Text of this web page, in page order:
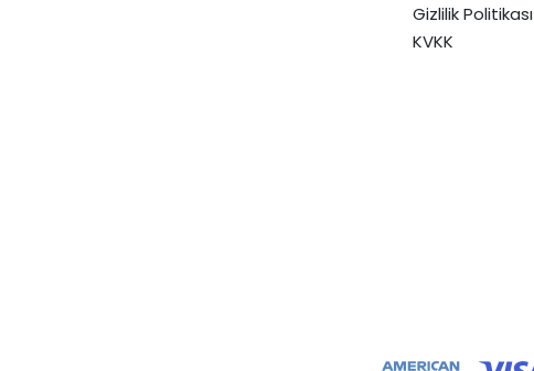
Gizlilik Politikası
KVKK